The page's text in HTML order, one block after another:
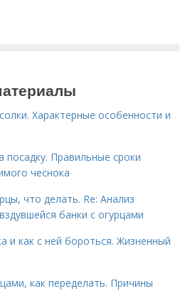
Характерные особенности и
посадку. Правильные сроки
чеснока
что делать. Re: Анализ
банки с огурцами
и как с ней бороться. Жизненный
как переделать. Причины